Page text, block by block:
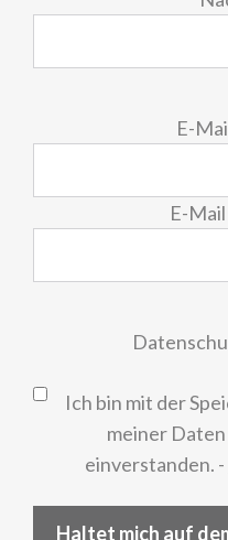
E-
E-
Ich bin mit der
meiner
einverstanden. -
Haltet mich auf